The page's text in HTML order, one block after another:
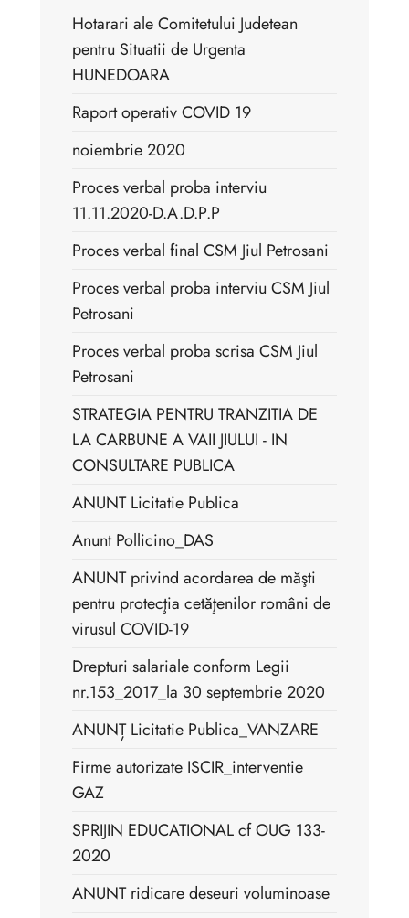
Hotarari ale Comitetului Judetean
pentru Situatii de Urgenta
HUNEDOARA
Raport operativ COVID 19
noiembrie 2020
Proces verbal proba interviu
11.11.2020-D.A.D.P.P
Proces verbal final CSM Jiul Petrosani
Proces verbal proba interviu CSM Jiul
Petrosani
Proces verbal proba scrisa CSM Jiul
Petrosani
STRATEGIA PENTRU TRANZITIA DE
LA CARBUNE A VAII JIULUI - IN
CONSULTARE PUBLICA
ANUNT Licitatie Publica
Anunt Pollicino_DAS
ANUNT privind acordarea de măşti
pentru protecţia cetăţenilor români de
virusul COVID-19
Drepturi salariale conform Legii
nr.153_2017_la 30 septembrie 2020
ANUNȚ Licitatie Publica_VANZARE
Firme autorizate ISCIR_interventie
GAZ
SPRIJIN EDUCATIONAL cf OUG 133-
2020
ANUNT ridicare deseuri voluminoase